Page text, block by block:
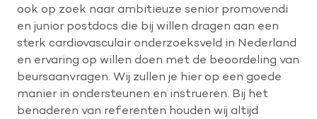
ook op zoek naar ambitieuze senior promovendi
en junior postdocs die bij willen dragen aan een
sterk cardiovasculair onderzoeksveld in Nederland
en ervaring op willen doen met de beoordeling van
beursaanvragen. Wij zullen je hier op een goede
manier in ondersteunen en instrueren. Bij het
benaderen van referenten houden wij altijd